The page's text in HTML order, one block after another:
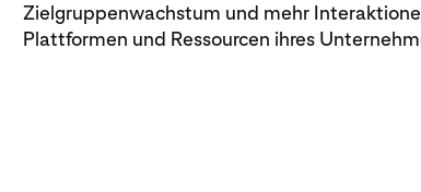
Zielgruppenwachstum und mehr
Plattformen und Ressourcen ihres